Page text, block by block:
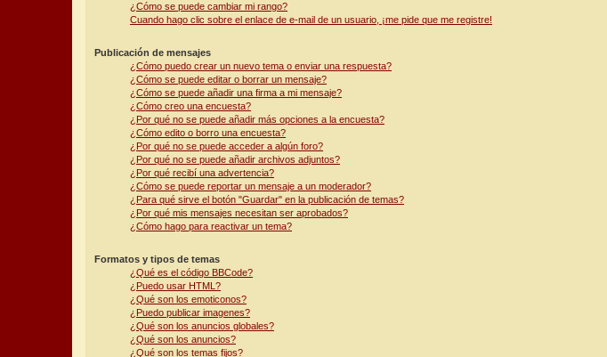
¿Cómo se puede cambiar mi rango?
Cuando hago clic sobre el enlace de e-mail de un usuario, ¡me pide que me registre!
Publicación de mensajes
¿Cómo puedo crear un nuevo tema o enviar una respuesta?
¿Cómo se puede editar o borrar un mensaje?
¿Cómo se puede añadir una firma a mi mensaje?
¿Cómo creo una encuesta?
¿Por qué no se puede añadir más opciones a la encuesta?
¿Cómo edito o borro una encuesta?
¿Por qué no se puede acceder a algún foro?
¿Por qué no se puede añadir archivos adjuntos?
¿Por qué recibí una advertencia?
¿Cómo se puede reportar un mensaje a un moderador?
¿Para qué sirve el botón "Guardar" en la publicación de temas?
¿Por qué mis mensajes necesitan ser aprobados?
¿Cómo hago para reactivar un tema?
Formatos y tipos de temas
¿Qué es el código BBCode?
¿Puedo usar HTML?
¿Qué son los emoticonos?
¿Puedo publicar imagenes?
¿Qué son los anuncios globales?
¿Qué son los anuncios?
¿Qué son los temas fijos?